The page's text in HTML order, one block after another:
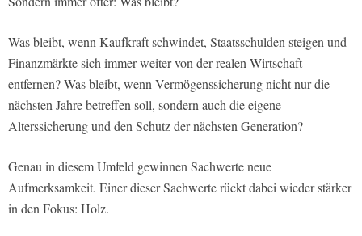
Was bleibt, wenn Kaufkraft schwindet, Staatsschulden steigen und
Finanzmärkte sich immer weiter von der realen Wirtschaft
entfernen? Was bleibt, wenn Vermögenssicherung nicht nur die
nächsten Jahre betreffen soll, sondern auch die eigene
Alterssicherung und den Schutz der nächsten Generation?
Genau in diesem Umfeld gewinnen Sachwerte neue
Aufmerksamkeit. Einer dieser Sachwerte rückt dabei wieder stärker
in den Fokus: Holz.